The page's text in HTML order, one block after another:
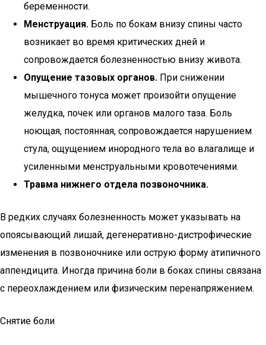
беременности.
Менструация. Боль по бокам внизу спины часто
возникает во время критических дней и
сопровождается болезненностью внизу живота.
Опущение тазовых органов. При снижении
мышечного тонуса может произойти опущение
желудка, почек или органов малого таза. Боль
ноющая, постоянная, сопровождается нарушением
стула, ощущением инородного тела во влагалище и
усиленными менструальными кровотечениями.
Травма нижнего отдела позвоночника.
В редких случаях болезненность может указывать на
опоясывающий лишай, дегенеративно-дистрофические
изменения в позвоночнике или острую форму атипичного
аппендицита. Иногда причина боли в боках спины связана
с переохлаждением или физическим перенапряжением.
Снятие боли